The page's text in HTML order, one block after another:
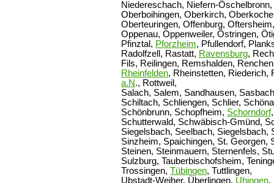
Niedereschach, Niefern-
Oberboihingen, Oberkirch,
Oberteuringen, Offenburg,
Oppenau, Oppenweiler, Östringen,
Pfinztal, Pforzheim, Pfullendorf,
Radolfzell, Rastatt, Ravensburg,
Fils, Reilingen, Remshalden,
Rheinfelden, Rheinstetten, Riederich,
a.N., Rottweil,
Salach, Salem, Sandhausen,
Schiltach, Schliengen, Schlier,
Schönbrunn, Schopfheim, Schorndorf
Schutterwald, Schwäbisch-Gmünd,
Siegelsbach, Seelbach, Siegelsbach,
Sinzheim, Spaichingen, St. Georgen,
Steinen, Steinmauern, Sternenfels,
Sulzburg, Tauberbischofsheim,
Trossingen, Tübingen, Tuttlingen,
Ubstadt-Weiher, Überlingen, Uhingen,